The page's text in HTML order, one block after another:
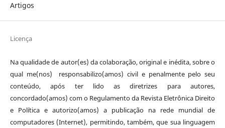
Artigos
Licença
Na qualidade de autor(es) da colaboração, original e inédita, sobre o
qual me(nos) responsabilizo(amos) civil e penalmente pelo seu
conteúdo, após ter lido as diretrizes para autores,
concordado(amos) com o Regulamento da Revista Eletrônica Direito
e Política e autorizo(amos) a publicação na rede mundial de
computadores (Internet), permitindo, também, que sua linguagem